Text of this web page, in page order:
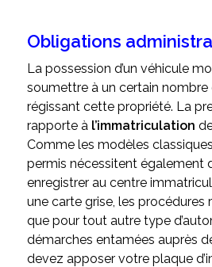
Obligations
La possession d’un véhicule
soumettre à un certain
régissant cette propriété. La
rapporte à l’immatriculation
Comme les modèles
permis nécessitent également
enregistrer au centre
une carte grise, les procédures
que pour tout autre type
démarches entamées auprès
devez apposer votre plaque